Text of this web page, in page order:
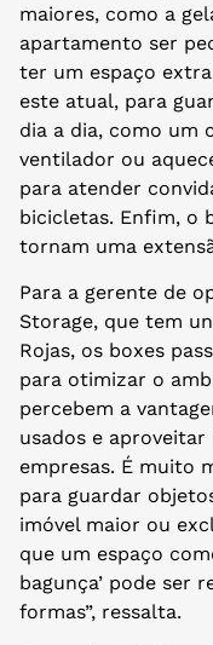
maiores, como a
apartamento ser
ter um espaço
este atual, para
dia a dia, como um
ventilador ou
para atender
bicicletas. Enfim, o
tornam uma
Para a gerente de
Storage, que tem
Rojas, os boxes
para otimizar o
percebem a
usados e aproveitar
empresas. É muito
para guardar
imóvel maior ou
que um espaço
bagunça’ pode ser
formas”, ressalta.